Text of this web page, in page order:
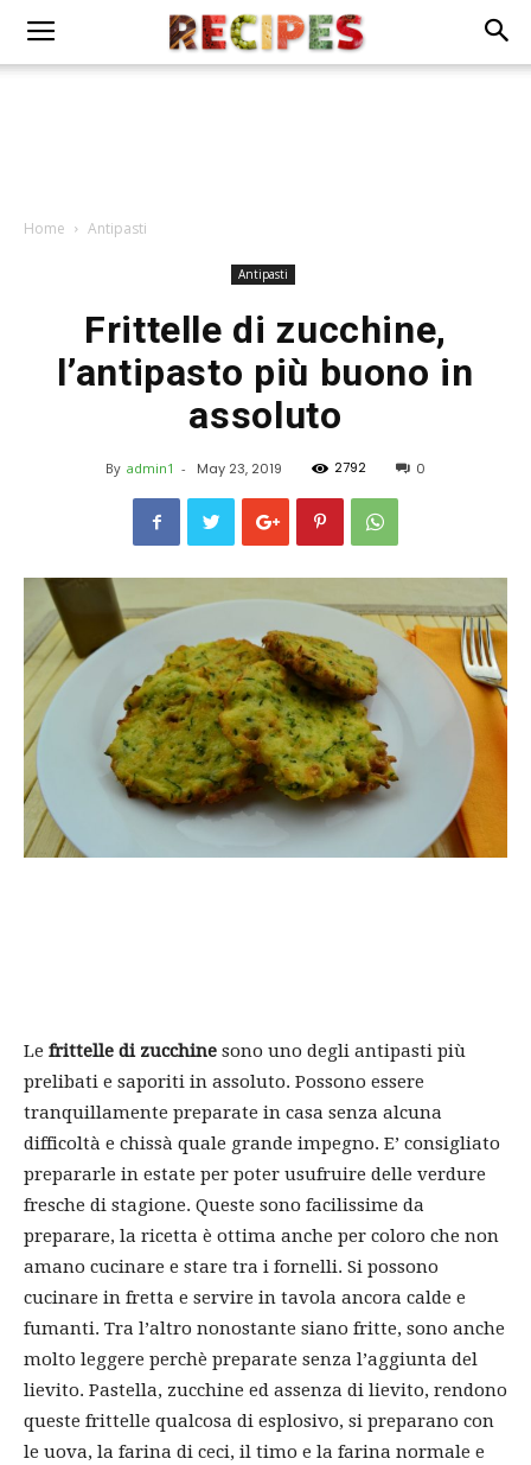
Home Antipasti
Antipasti
Frittelle di zucchine,
l’antipasto più buono in
assoluto
By admin1 - May 23, 2019 2792 0
Le frittelle di zucchine sono uno degli antipasti più
prelibati e saporiti in assoluto. Possono essere
tranquillamente preparate in casa senza alcuna
difficoltà e chissà quale grande impegno. E’ consigliato
prepararle in estate per poter usufruire delle verdure
fresche di stagione. Queste sono facilissime da
preparare, la ricetta è ottima anche per coloro che non
amano cucinare e stare tra i fornelli. Si possono
cucinare in fretta e servire in tavola ancora calde e
fumanti. Tra l’altro nonostante siano fritte, sono anche
molto leggere perchè preparate senza l’aggiunta del
lievito. Pastella, zucchine ed assenza di lievito, rendono
queste frittelle qualcosa di esplosivo, si preparano con
le uova, la farina di ceci, il timo e la farina normale e